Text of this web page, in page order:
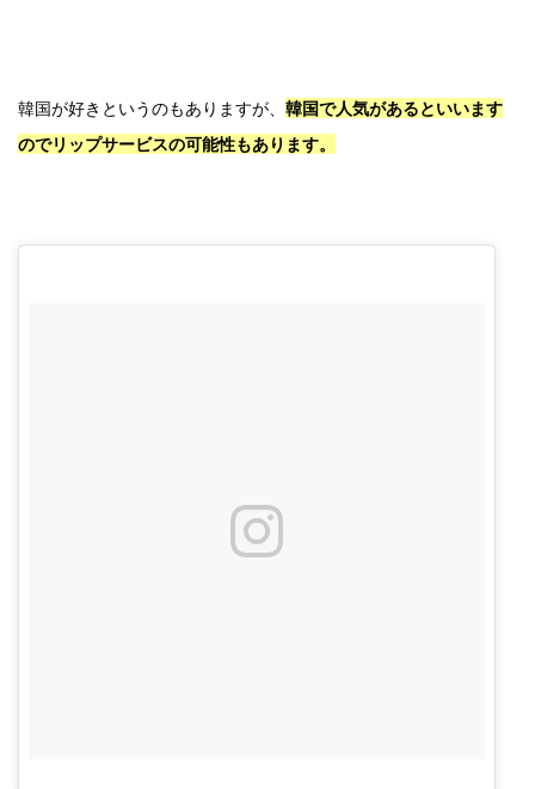
韓国が好きというのもありますが、 韓国で人気があるといいます
のでリップサービスの可能性もあります。